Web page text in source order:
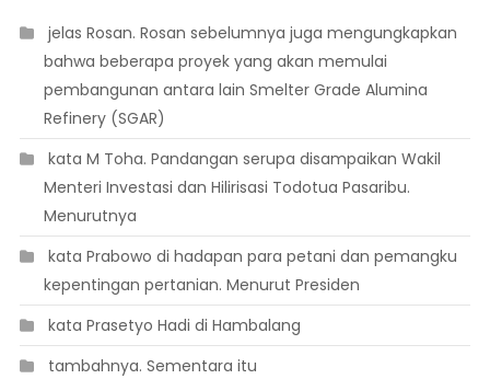
 jelas Rosan. Rosan sebelumnya juga mengungkapkan
bahwa beberapa proyek yang akan memulai
pembangunan antara lain Smelter Grade Alumina
Refinery (SGAR)
 kata M Toha. Pandangan serupa disampaikan Wakil
Menteri Investasi dan Hilirisasi Todotua Pasaribu.
Menurutnya
 kata Prabowo di hadapan para petani dan pemangku
kepentingan pertanian. Menurut Presiden
 kata Prasetyo Hadi di Hambalang
 tambahnya. Sementara itu